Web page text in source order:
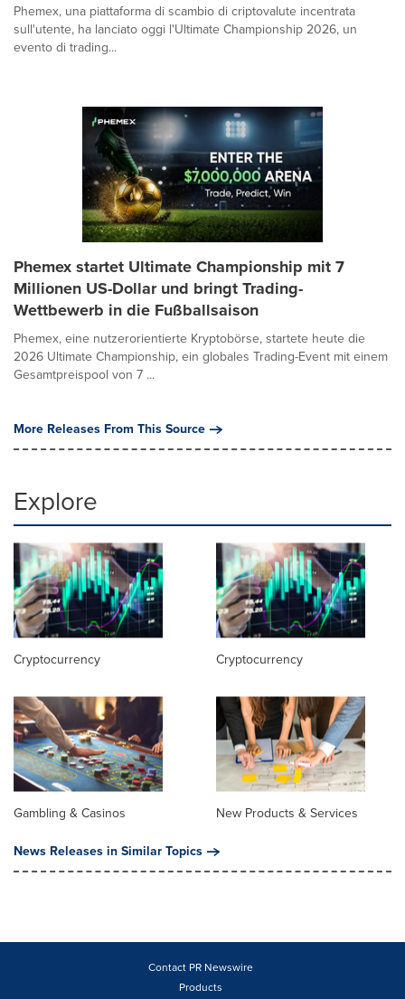
Phemex, una piattaforma di scambio di criptovalute incentrata
sull'utente, ha lanciato oggi l'Ultimate Championship 2026, un
evento di trading...
Phemex startet Ultimate Championship mit 7
Millionen US-Dollar und bringt Trading-
Wettbewerb in die Fußballsaison
Phemex, eine nutzerorientierte Kryptobörse, startete heute die
2026 Ultimate Championship, ein globales Trading-Event mit einem
Gesamtpreispool von 7 ...
More Releases From This Source
Explore
Cryptocurrency Cryptocurrency
Gambling & Casinos
New Products & Services
News Releases in Similar Topics
Contact PR Newswire
Products